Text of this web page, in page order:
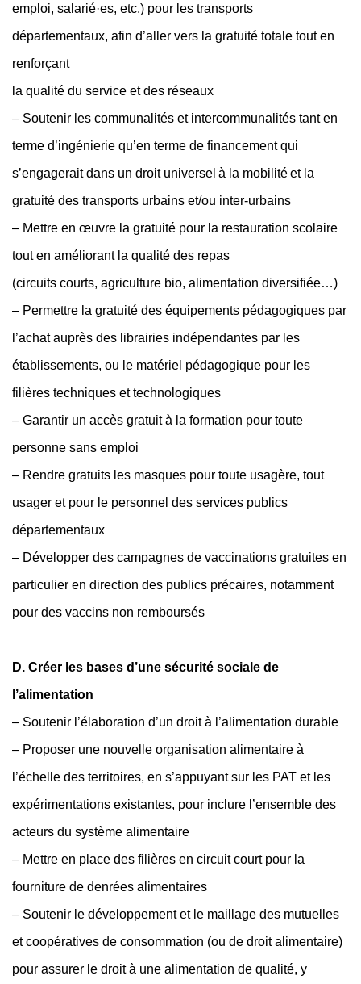
emploi, salarié·es, etc.) pour les transports
départementaux, afin d’aller vers la gratuité totale tout en
renforçant
la qualité du service et des réseaux
– Soutenir les communalités et intercommunalités tant en
terme d’ingénierie qu’en terme de financement qui
s’engagerait dans un droit universel à la mobilité et la
gratuité des transports urbains et/ou inter-urbains
– Mettre en œuvre la gratuité pour la restauration scolaire
tout en améliorant la qualité des repas
(circuits courts, agriculture bio, alimentation diversifiée…)
– Permettre la gratuité des équipements pédagogiques par
l’achat auprès des librairies indépendantes par les
établissements, ou le matériel pédagogique pour les
filières techniques et technologiques
– Garantir un accès gratuit à la formation pour toute
personne sans emploi
– Rendre gratuits les masques pour toute usagère, tout
usager et pour le personnel des services publics
départementaux
– Développer des campagnes de vaccinations gratuites en
particulier en direction des publics précaires, notamment
pour des vaccins non remboursés
D. Créer les bases d’une sécurité sociale de
l’alimentation
– Soutenir l’élaboration d’un droit à l’alimentation durable
– Proposer une nouvelle organisation alimentaire à
l’échelle des territoires, en s’appuyant sur les PAT et les
expérimentations existantes, pour inclure l’ensemble des
acteurs du système alimentaire
– Mettre en place des filières en circuit court pour la
fourniture de denrées alimentaires
– Soutenir le développement et le maillage des mutuelles
et coopératives de consommation (ou de droit alimentaire)
pour assurer le droit à une alimentation de qualité, y